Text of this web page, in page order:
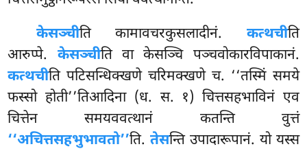
केसञ्चीति कामावचरकुसलादीनं. कत्थचीति
आरुप्पे. केसञ्चीति वा केसञ्चि पञ्चवोकारविपाकानं.
कत्थचीति पटिसन्धिक्खणे चरिमक्खणे च. ‘‘तस्मिं समये
फस्सो होती’’तिआदिना (ध. स. १) चित्तसहभाविनं एव
चित्तेन समयववत्थानं कतन्ति वुत्तं
‘‘अचित्तसहभुभावतो’’ति.तेसन्ति उपादारूपानं. यो यस्स